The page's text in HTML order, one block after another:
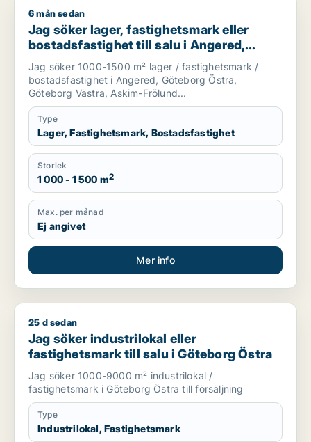
Jag söker lager, fastighetsmark eller bostadsfastighet till
6 mån sedan
Jag söker lager, fastighetsmark eller
bostadsfastighet till salu i Angered,
Göteborg eller Askim-Frölunda-Högsbo
Jag söker 1000-1500 m² lager / fastighetsmark /
bostadsfastighet i Angered, Göteborg Östra,
Göteborg Västra, Askim-Frölund...
Type
Lager, Fastighetsmark, Bostadsfastighet
Storlek
1 000 - 1 500 m2
Max. per månad
Ej angivet
Mer info
Jag söker industrilokal eller fastighetsmark till salu i
25 d sedan
Jag söker industrilokal eller
fastighetsmark till salu i Göteborg Östra
Jag söker 1000-9000 m² industrilokal /
fastighetsmark i Göteborg Östra till försäljning
Type
Industrilokal, Fastighetsmark